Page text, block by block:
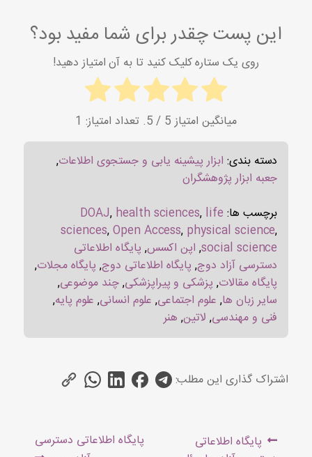
این پست چقدر برای شما مفید بود؟
روی یک ستاره کلیک کنید تا به آن امتیاز دهید!
میانگین امتیاز5 / 5. تعداد امتیاز: 1
دسته بندی: ابزار پیشینه یابی و جستجوی اطلاعات,
جعبه ابزار پژوهشگران
برچسب ها:
DOAJ, health sciences, life
sciences,Open Access, physical science,
social science
, اپن اکسس, پایگاه اطلاعاتی
دسترسی آزاد دوج, پایگاه اطلاعاتی دوج, پایگاه مجلات,
پایگاه مقالات, پزشکی و پیراپزشکی,چند موضوعی,
سایر زبان ها, علوم اجتماعی, علوم انسانی, علوم پایه,
فنی و مهندسی, لاتین, هنر
اشتراک گذاری این مطلب:
راهبری
Previous
پایگاه اطلاعاتی
Next
پایگاه اطلاعاتی دسترسی